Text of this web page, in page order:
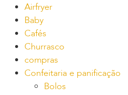
Airfryer
Baby
Cafés
Churrasco
compras
Confeitaria e panificação
Bolos